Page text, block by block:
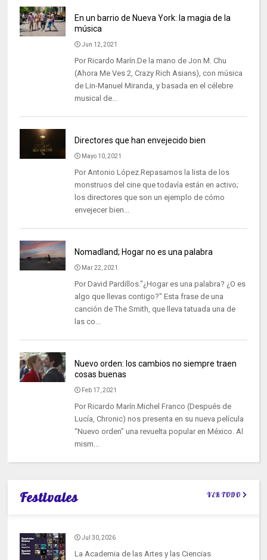
En un barrio de Nueva York: la magia de la
música
Jun 12, 2021
Por Ricardo Marín.De la mano de Jon M. Chu
(Ahora Me Ves 2, Crazy Rich Asians), con música
de Lin-Manuel Miranda, y basada en el célebre
musical de...
Directores que han envejecido bien
Mayo 10, 2021
Por Antonio López.Repasamos la lista de los
monstruos del cine que todavía están en activo;
los directores que son un ejemplo de cómo
envejecer bien...
Nomadland; Hogar no es una palabra
Mar 22, 2021
Por David Pardillos."¿Hogar es una palabra? ¿O es
algo que llevas contigo?" Esta frase de una
canción de The Smith, que lleva tatuada una de
las co...
Nuevo orden: los cambios no siempre traen
cosas buenas
Feb 17, 2021
Por Ricardo Marín.Michel Franco (Después de
Lucía, Chronic) nos presenta en su nueva película
“Nuevo orden” una revuelta popular en México. Al
mism...
Festivales VER TODO
Jul 30, 2026
La Academia de las Artes y las Ciencias